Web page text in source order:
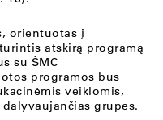
orientuotas į
atskirą programą
su ŠMC
programos bus
veiklomis,
grupes.